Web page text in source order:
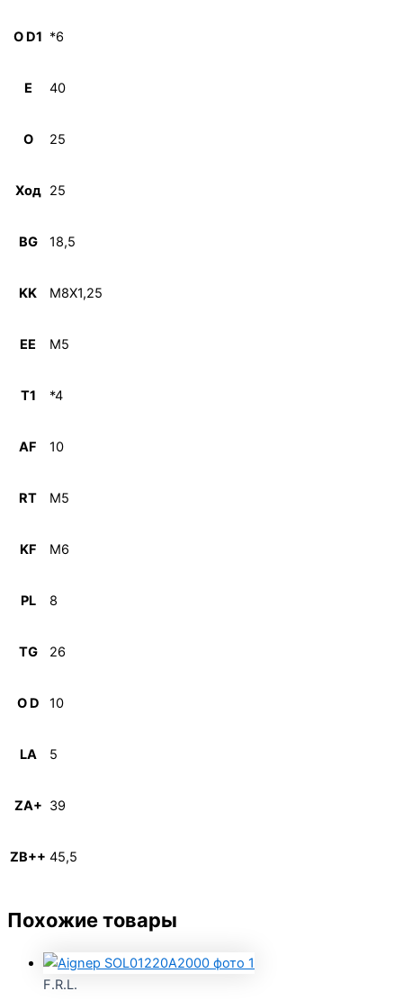
O D1 *6
E 40
O 25
Ход 25
BG 18,5
KK M8X1,25
EE M5
T1 *4
AF 10
RT M5
KF M6
PL 8
TG 26
O D 10
LA 5
ZA+ 39
ZB++ 45,5
Похожие товары
F.R.L.